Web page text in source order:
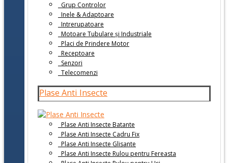
Grup Controlor
Inele & Adaptoare
Intrerupatoare
Motoare Tubulare și Industriale
Placi de Prindere Motor
Receptoare
Senzori
Telecomenzi
Plase Anti Insecte
Plase Anti Insecte Batante
Plase Anti Insecte Cadru Fix
Plase Anti Insecte Glisante
Plase Anti Insecte Rulou pentru Fereasta